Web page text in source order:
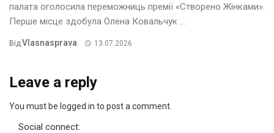
палата оголосила переможниць премії «Створено Жінками».
Перше місце здобула Олена Ковальчук ...
Від Vlasnasprava 13.07.2026
Leave a reply
You must be logged in to post a comment.
Social connect: